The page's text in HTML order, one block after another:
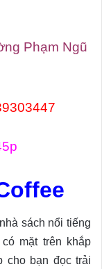
Phạm Ngũ
sách nổi tiếng
mặt trên khắp
cho bạn đọc trải